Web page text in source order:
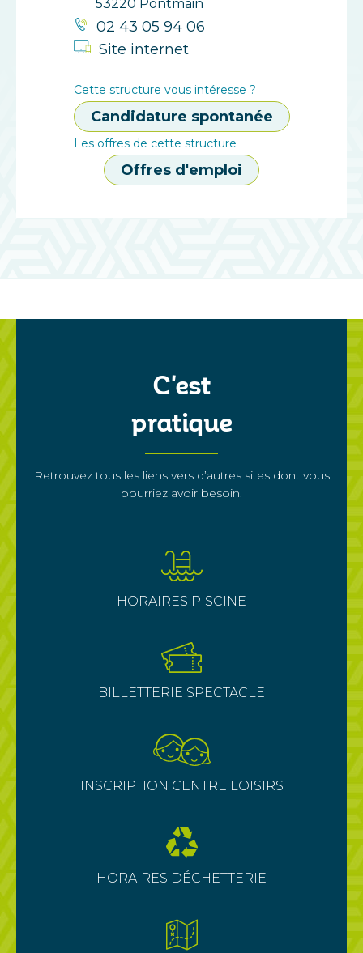
53220 Pontmain
02 43 05 94 06
Site internet
Cette structure vous intéresse ?
Candidature spontanée
Les offres de cette structure
Offres d'emploi
C'est
pratique
Retrouvez tous les liens vers d’autres sites dont vous
pourriez avoir besoin.
HORAIRES PISCINE
BILLETTERIE SPECTACLE
INSCRIPTION CENTRE LOISIRS
HORAIRES DÉCHETTERIE